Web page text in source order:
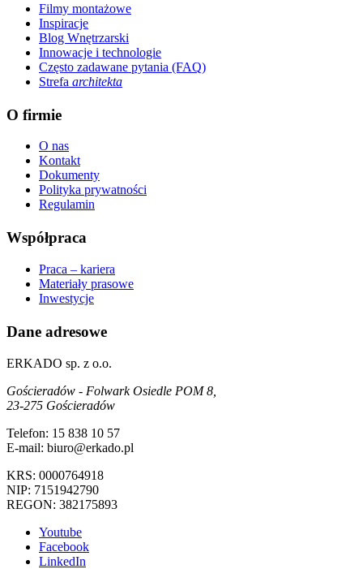
Filmy montażowe
Inspiracje
Blog Wnętrzarski
Innowacje i technologie
Często zadawane pytania (FAQ)
Strefa architekta
O firmie
O nas
Kontakt
Dokumenty
Polityka prywatności
Regulamin
Współpraca
Praca – kariera
Materiały prasowe
Inwestycje
Dane adresowe
ERKADO sp. z o.o.
Gościeradów - Folwark Osiedle POM 8,
23-275 Gościeradów
Telefon: 15 838 10 57
E-mail: biuro@erkado.pl
KRS: 0000764918
NIP: 7151942790
REGON: 382175893
Youtube
Facebook
LinkedIn